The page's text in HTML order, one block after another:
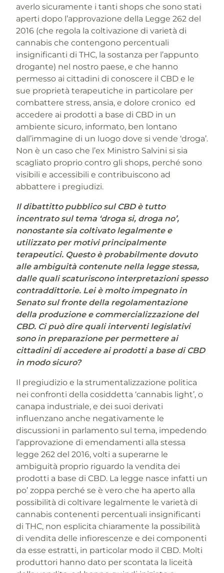
averlo sicuramente i tanti shops che sono stati
aperti dopo l’approvazione della Legge 262 del
2016 (che regola la coltivazione di varietà di
cannabis che contengono percentuali
insignificanti di THC, la sostanza per l’appunto
drogante) nel nostro paese, e che hanno
permesso ai cittadini di conoscere il CBD e le
sue proprietà terapeutiche in particolare per
combattere stress, ansia, e dolore cronico ed
accedere ai prodotti a base di CBD in un
ambiente sicuro, informato, ben lontano
dall’immagine di un luogo dove si vende ‘droga’.
Non è un caso che l’ex Ministro Salvini si sia
scagliato proprio contro gli shops, perché sono
visibili e accessibili e contribuiscono ad
abbattere i pregiudizi.
Il dibattitto pubblico sul CBD è tutto
incentrato sul tema ‘droga si, droga no’,
nonostante sia coltivato legalmente e
utilizzato per motivi principalmente
terapeutici. Questo è probabilmente dovuto
alle ambiguità contenute nella legge stessa,
dalle quali scaturiscono interpretazioni spesso
contraddittorie. Lei è molto impegnato in
Senato sul fronte della regolamentazione
della produzione e commercializzazione del
CBD. Ci può dire quali interventi legislativi
sono in preparazione per permettere ai
cittadini di accedere ai prodotti a base di CBD
in modo sicuro?
Il pregiudizio e la strumentalizzazione politica
nei confronti della cosiddetta ‘cannabis light’, o
canapa industriale, e dei suoi derivati
influenzano anche negativamente le
discussioni in parlamento sul tema, impedendo
l’approvazione di emendamenti alla stessa
legge 262 del 2016, volti a superarne le
ambiguità proprio riguardo la vendita dei
prodotti a base di CBD. La legge nasce infatti un
po’ zoppa perché se è vero che ha aperto alla
possibilità di coltivare legalmente le varietà di
cannabis contenenti percentuali insignificanti
di THC, non esplicita chiaramente la possibilità
di vendita delle infiorescenze e dei componenti
da esse estratti, in particolar modo il CBD. Molti
produttori hanno dato per scontata la liceità